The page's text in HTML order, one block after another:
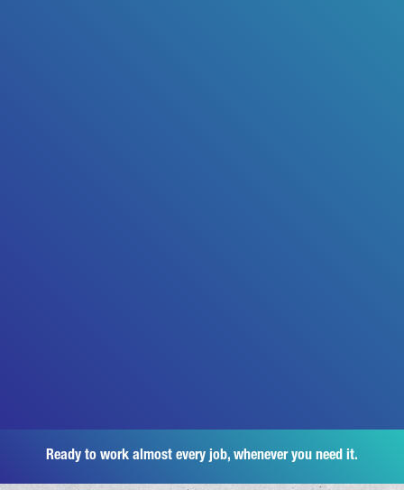
Ready to work almost every job, whenever you need it.